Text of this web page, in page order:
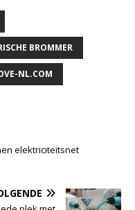
BROMMER
NL.COM
elektriciteitsnet